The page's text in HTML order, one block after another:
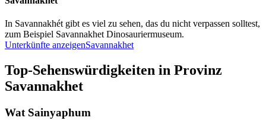
In Savannakhét gibt es viel zu sehen, das du nicht verpassen solltest,
zum Beispiel Savannakhet Dinosauriermuseum.
Unterkünfte anzeigenSavannakhet
Top-Sehenswürdigkeiten in Provinz
Savannakhet
Wat Sainyaphum